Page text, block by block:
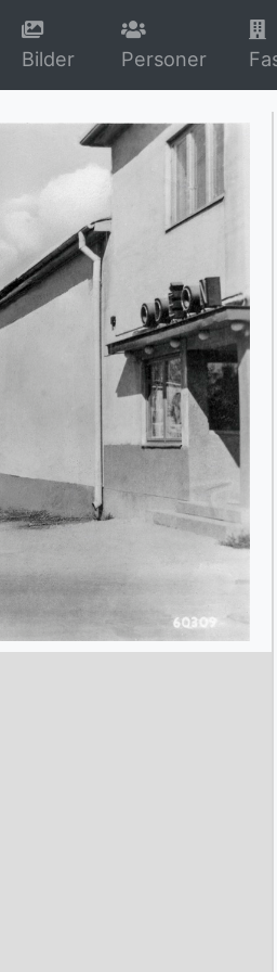
Bilder(current)Personer